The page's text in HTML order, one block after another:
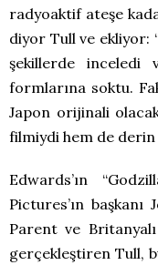
radyoaktif ateşe
diyor Tull ve ekliyor:
şekillerde
formlarına soktu.
Japon orijinali
filmiydi hem de derin
Edwards’ın
Pictures’ın
Parent ve
gerçekleştiren Tull,